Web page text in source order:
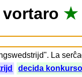
vortaro ★
La
decida konkurso